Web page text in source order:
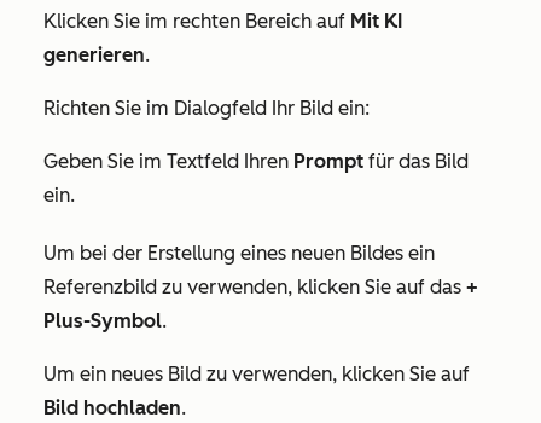
Klicken Sie im rechten Bereich auf Mit KI
generieren.
Richten Sie im Dialogfeld Ihr Bild ein:
Geben Sie im Textfeld Ihren Prompt für das Bild
ein.
Um bei der Erstellung eines neuen Bildes ein
Referenzbild zu verwenden, klicken Sie auf das +
Plus-Symbol.
Um ein neues Bild zu verwenden, klicken Sie auf
Bild hochladen.